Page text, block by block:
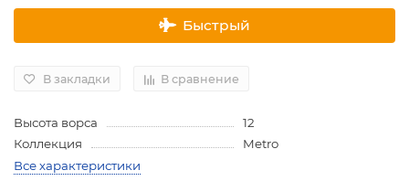
Быстрый
В закладки В сравнение
Высота ворса
12
Коллекция
Metro
Все характеристики